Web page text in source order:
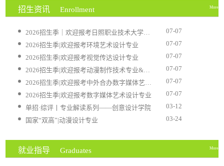
招生资讯 Enrollment More
2026招生季｜欢迎报考日照职业技术大学创意设计系
07-07
2026招生季|欢迎报考环境艺术设计专业
07-07
2026招生季|欢迎报考视觉传达设计专业
07-07
2026招生季|欢迎报考动漫制作技术专业&动漫设计专...
07-07
2026招生季|欢迎报考中外合办数字媒体艺术设计专业
07-07
2026招生季|欢迎报考数字媒体艺术设计专业
07-07
单招·综评丨专业解读系列——创意设计学院
03-12
国家“双高”|动漫设计专业
03-24
就业指导 Graduates More